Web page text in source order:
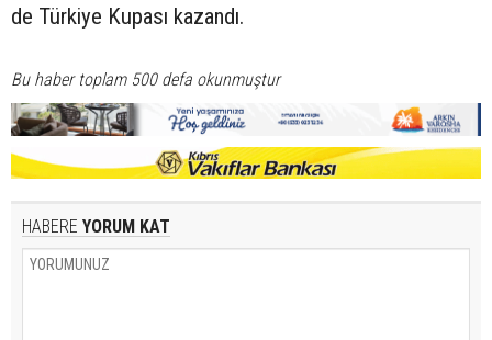
de Türkiye Kupası kazandı.
Bu haber toplam 500 defa okunmuştur
HABERE YORUM KAT